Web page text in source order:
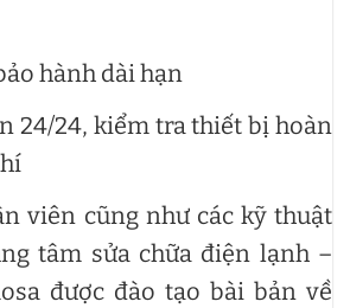
hành dài hạn
24/24, kiểm tra thiết bị hoàn
viên cũng như các kỹ thuật
tâm sửa chữa điện lạnh –
được đào tạo bài bản về